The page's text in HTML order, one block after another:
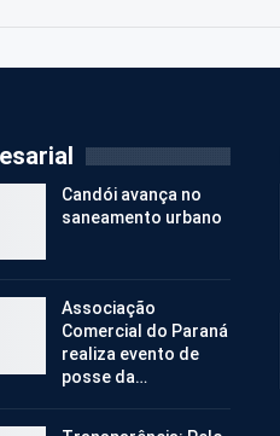
Candói avança no
saneamento urbano
Associação
Comercial do Paraná
realiza evento de
posse da…